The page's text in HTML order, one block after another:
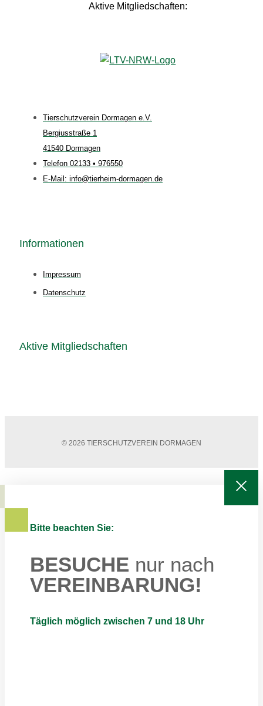
Aktive Mitgliedschaften:
Tierschutzverein Dormagen e.V.
Bergiusstraße 1
41540 Dormagen
Telefon 02133 • 976550
E-Mail: info@tierheim-dormagen.de
Informationen
Impressum
Datenschutz
Aktive Mitgliedschaften
© 2026 TIERSCHUTZVEREIN DORMAGEN
Bitte beachten Sie:
BESUCHE nur nach
VEREINBARUNG!
Täglich möglich zwischen 7 und 18 Uhr